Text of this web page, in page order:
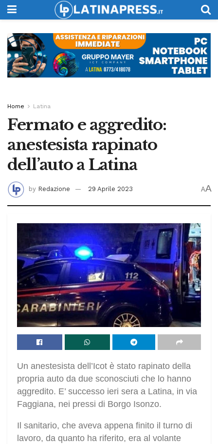
Home Latina
Fermato e aggredito:
anestesista rapinato
dell’auto a Latina
by Redazione 29 Aprile 2023 AA
Un anestesista dell’Icot è stato rapinato della
propria auto da due sconosciuti che lo hanno
aggredito. E’ successo ieri sera a Latina, in via
Faggiana, nei pressi di Borgo Isonzo.
Il sanitario, che aveva appena finito il turno di
lavoro, da quanto ha riferito, era al volante